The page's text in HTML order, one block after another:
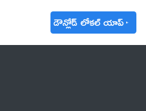
డౌన్లోడ్ లోకల్ యాప్